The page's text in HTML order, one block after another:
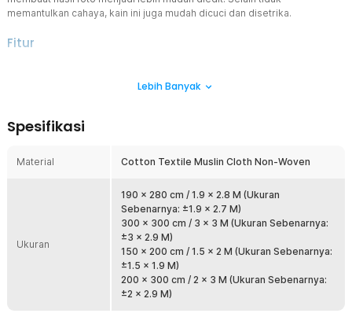
memantulkan cahaya, kain ini juga mudah dicuci dan disetrika.
Fitur
Seorang fotografer atau pembuat film pasti mengerti mengenai
atau menambahkan efek visual.
Terbuat dari cotton textile muslin cloth non-woven yang halus,
Anda bisa mengaturnya agar lurus dan rapi atau menciptakan efek
yang kreatif seperti bergelombang.
Perawatan yang Mudah
Selain memudahkan pengaturan berbagai skenario fotografi, kain
backdrop ini juga mudah dirawat dan disimpan. Kain dapat dilipat
agar tidak menghabiskan ruang. Kain juga bisa disetrika dan awet
untuk penggunaan jangka panjang.
Lebih Banyak
Spesifikasi
Material Cotton Textile Muslin Cloth Non-Woven
Ukuran
190 x 280 cm / 1.9 x 2.8 M (Ukuran
Sebenarnya: ±1.9 x 2.7 M)
300 x 300 cm / 3 x 3 M (Ukuran Sebenarnya:
±3 x 2.9 M)
150 x 200 cm / 1.5 x 2 M (Ukuran Sebenarnya:
±1.5 x 1.9 M)
200 x 300 cm / 2 x 3 M (Ukuran Sebenarnya:
±2 x 2.9 M)